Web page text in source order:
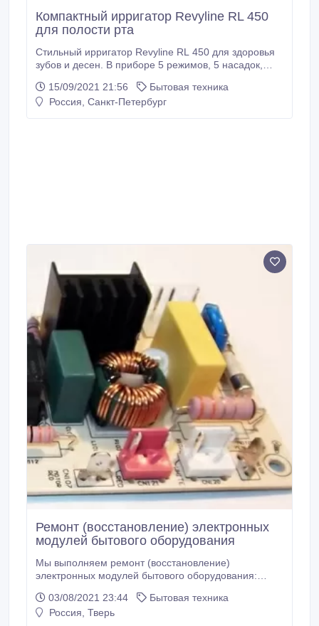
Компактный ирригатор Revyline RL 450
для полости рта
Стильный ирригатор Revyline RL 450 для здоровья
зубов и десен. В приборе 5 режимов, 5 насадок,
емкая батарея на 2000 мАч. Ирригатор удобно
брать в поездки, дорожный чехол в комплекте. Сайт
15/09/2021 21:56
Бытовая техника
Россия, Санкт-Петербург
Ремонт (восстановление) электронных
модулей бытового оборудования
Мы выполняем ремонт (восстановление)
электронных модулей бытового оборудования:
посудомоечные машины, сушильные машины,
встроенные СВЧ-печи, электро -варочные
03/08/2021 23:44
Бытовая техника
Россия, Тверь